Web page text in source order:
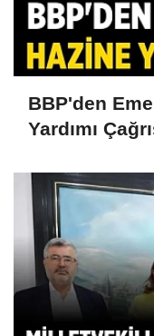
BBP'den
Yardımı